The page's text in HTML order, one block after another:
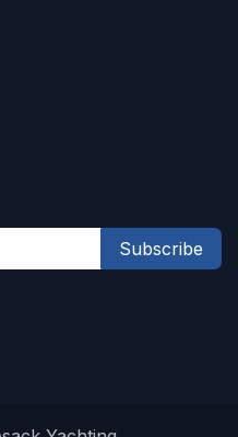
Subscribe